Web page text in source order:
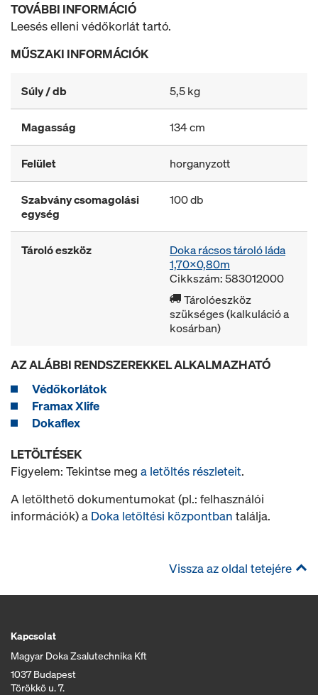
TOVÁBBI INFORMÁCIÓ
Leesés elleni védőkorlát tartó.
MŰSZAKI INFORMÁCIÓK
Súly / db 5,5 kg
Magasság 134 cm
Felület horganyzott
Szabvány csomagolási
egység
100 db
Tároló eszköz
Doka rácsos tároló láda
1,70x0,80m
Cikkszám: 583012000
Tárolóeszköz
szükséges (kalkuláció a
kosárban)
AZ ALÁBBI RENDSZEREKKEL ALKALMAZHATÓ
Védőkorlátok
Framax Xlife
Dokaflex
LETÖLTÉSEK
Figyelem: Tekintse meg a letöltés részleteit.
A letölthető dokumentumokat (pl.: felhasználói
információk) a Doka letöltési központban találja.
Vissza az oldal tetejére
Kapcsolat
Magyar Doka Zsalutechnika Kft
1037 Budapest
Törökkö u. 7.